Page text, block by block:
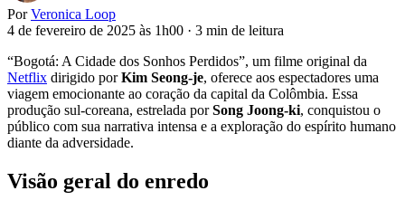
Por Veronica Loop
4 de fevereiro de 2025 às 1h00 · 3 min de leitura
“Bogotá: A Cidade dos Sonhos Perdidos”, um filme original da
Netflix dirigido porKim Seong-je, oferece aos espectadores uma
viagem emocionante ao coração da capital da Colômbia. Essa
produção sul-coreana, estrelada porSong Joong-ki, conquistou o
público com sua narrativa intensa e a exploração do espírito humano
diante da adversidade.
Visão geral do enredo